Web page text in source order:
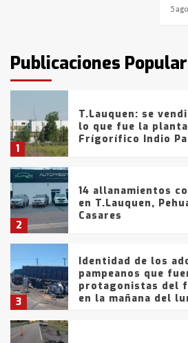
5
Publicacionesfueron detenidos
comercialización
tarde del sábado
1
T.Lauquen: se
lo que fue la
Frígorífico Indio
2
14 allanamientos
en T.Lauquen,
Casares
3
Identidad de los
pampeanos que
protagonistas del
en la mañana del